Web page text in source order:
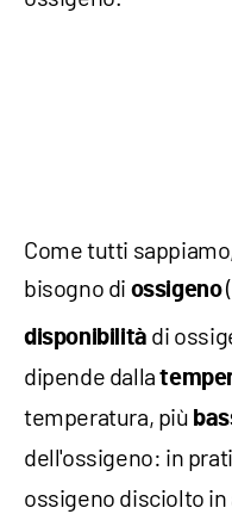
Come tutti
bisogno di ossigeno(
disponibilità di
dipende dalla
temperatura, più
dell'ossigeno: in
ossigeno disciolto